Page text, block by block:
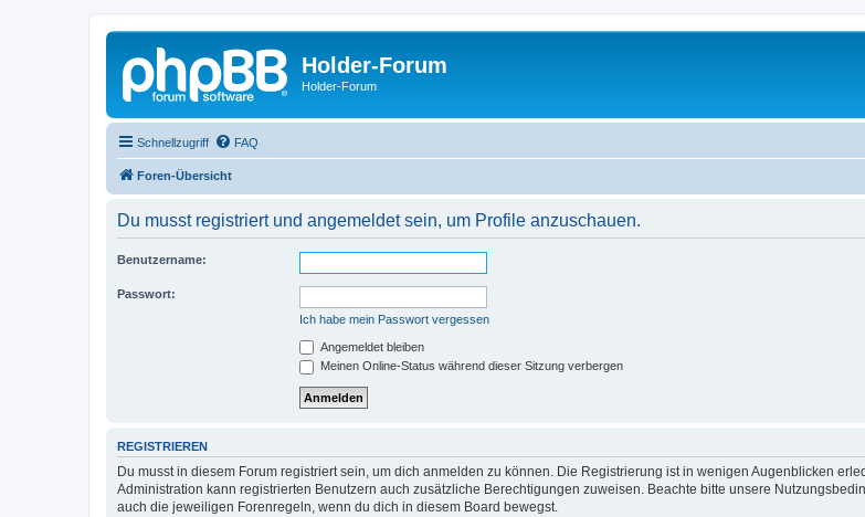
Holder-Forum
Holder-Forum
Schnellzugriff FAQ
Foren-Übersicht
Du musst registriert und angemeldet sein, um Profile anzuschauen.
Benutzername:
Passwort:
Ich habe mein Passwort vergessen
Angemeldet bleiben
Meinen Online-Status während dieser Sitzung verbergen
REGISTRIEREN
Du musst in diesem Forum registriert sein, um dich anmelden zu können. Die Registrierung ist in wenigen Augenblicken
Administration kann registrierten Benutzern auch zusätzliche Berechtigungen zuweisen. Beachte bitte unsere
auch die jeweiligen Forenregeln, wenn du dich in diesem Board bewegst.